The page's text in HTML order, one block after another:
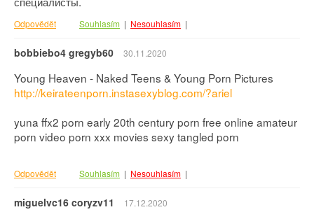
Odpovědět Souhlasím | Nesouhlasím |
bobbiebo4 gregyb60 30.11.2020
Young Heaven - Naked Teens & Young Porn Pictures
http://keirateenporn.instasexyblog.com/?ariel
yuna ffx2 porn early 20th century porn free online amateur
porn video porn xxx movies sexy tangled porn
Odpovědět Souhlasím | Nesouhlasím |
miguelvc16 coryzv11 17.12.2020